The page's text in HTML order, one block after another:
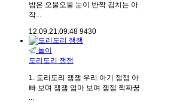
밥은 오물오물 눈이 반짝 김치는 아
작...
12.09.21.09:48 9430
놀이
도리도리 잼잼
1. 도리도리 잼잼 우리 아기 잼잼 아
빠 보며 잼잼 엄마 보며 잼잼 짝짜꿍
...